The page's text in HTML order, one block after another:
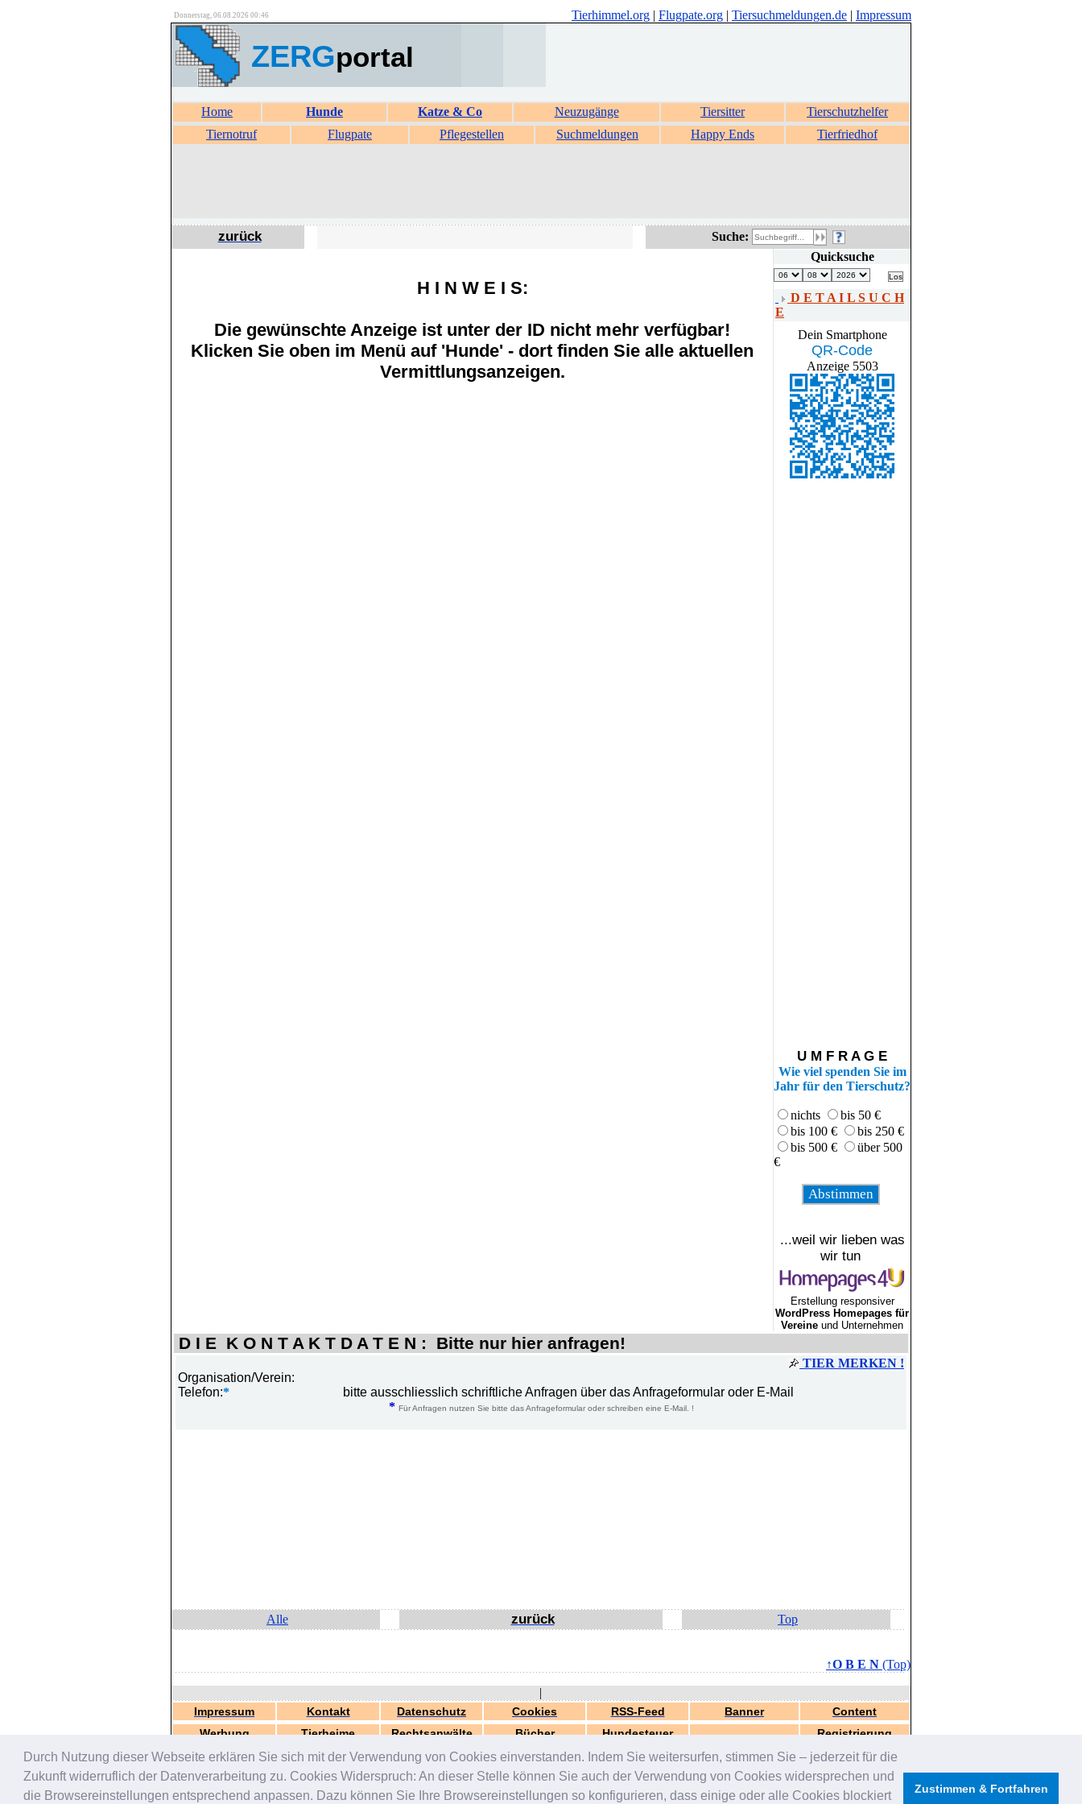
Durch Nutzung dieser Webseite erklären Sie sich mit der Verwendung von Cookies einverstanden. Indem Sie weitersurfen, stimmen Sie – jederzeit für die
Zukunft widerruflich der Datenverarbeitung zu. Cookies Widerspruch: An dieser Stelle können Sie auch der Verwendung von Cookies widersprechen und
die Browsereinstellungen entsprechend anpassen. Dazu können Sie Ihre Browsereinstellungen so konfigurieren, dass einige oder alle Cookies blockiert
Zustimmen & Fortfahren
Donnerstag, 06.08.2026 00:46 Tierhimmel.org | Flugpate.org | Tiersuchmeldungen.de | Impressum
ZERGportal
Home Hunde Katze & Co Neuzugänge Tiersitter
Tierschutzhelfer
Tiernotruf
Flugpate Pflegestellen Suchmeldungen Happy Ends Tierfriedhof
zurück Suche:
H I N W E I S:
Die gewünschte Anzeige ist unter der ID nicht mehr verfügbar!
Klicken Sie oben im Menü auf 'Hunde' - dort finden Sie alle aktuellen
Vermittlungsanzeigen.
Quicksuche
D E T A I L S U C H
E
Dein Smartphone
QR-Code
Anzeige 5503
U M F R A G E
Wie viel spenden Sie im
Jahr für den Tierschutz?
nichts
bis 50 €
bis 100 €
bis 250 €
bis 500 €
über 500
€
...weil wir lieben was
wir tun
Erstellung responsiver
WordPress Homepages für
Vereine und Unternehmen
D I E K O N T A K T D A T E N : Bitte nur hier anfragen!
TIER MERKEN !
Organisation/Verein:
Telefon:*
bitte ausschliesslich schriftliche Anfragen über das Anfrageformular oder E-Mail
* Für Anfragen nutzen Sie bitte das Anfrageformular oder schreiben eine E-Mail. !
Alle zurück Top
↑O B E N (Top)
|
Impressum Kontakt Datenschutz Cookies RSS-Feed Banner
Content
Werbung
Tierheime Rechtsanwälte Bücher Hundesteuer Registrierung
generiert in 0.03 Sek.
© 2000-2026 by
ZERGportal